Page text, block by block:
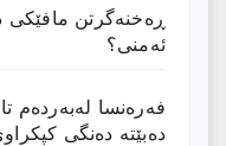
ڕەخنەگرتن مافێکی
ئەمنی؟
فەرەنسا لەبەردەم
دەبێتە دەنگی